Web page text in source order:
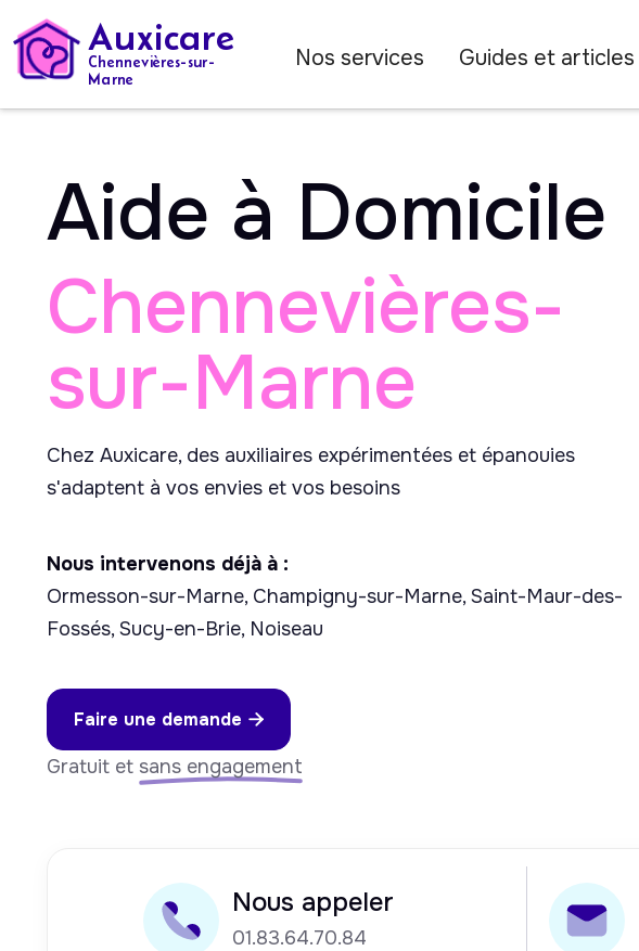
Auxicare
Chennevières-sur-
Marne
Nos services Guides et articles
Aide à Domicile
Chennevières-
sur-Marne
Chez Auxicare, des auxiliaires expérimentées et épanouies
s'adaptent à vos envies et vos besoins
Nous intervenons déjà à :
Ormesson-sur-Marne, Champigny-sur-Marne, Saint-Maur-des-
Fossés, Sucy-en-Brie, Noiseau
Faire une demande 
Gratuit et sans engagement
Nous appeler
01.83.64.70.84